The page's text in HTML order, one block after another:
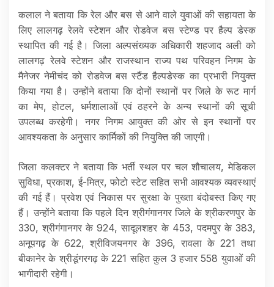
कलाल ने बताया कि रेल और बस से आने वाले युवाओं की सहायता के
लिए लालगढ़ रेलवे स्टेशन और रोडवेज बस स्टेण्ड पर हैल्प डेस्क
स्थापित की गई है। जिला अल्पसंख्यक अधिकारी शहजाद अली को
लालगढ़ रेलवे स्टेशन और राजस्थान राज्य पथ परिवहन निगम के
मैनेजर नेमीचंद को रोडवेज बस स्टैंड हैल्पडेस्क का प्रभारी नियुक्त
किया गया है। उन्होंने बताया कि दोनों स्थानों पर जिले के रूट मार्ग
का मेप, होटल, धर्मशालाओं एवं ठहरने के अन्य स्थानों की सूची
उपलब्ध करहेगी। नगर निगम आयुक्त की ओर से इन स्थानों पर
आवश्यकता के अनुसार कार्मिकों की नियुक्ति की जाएगी।
जिला कलक्टर ने बताया कि भर्ती स्थल पर चल शौचालय, मेडिकल
सुविधा, प्रकाश, ई-मित्र, फोटो स्टेट सहित सभी आवश्यक व्यवस्थाएं
की गई हैं। प्रवेश एवं निकास पर सुरक्षा के पुख्ता बंदोबस्त किए गए
हैं। उन्होंने बताया कि पहले दिन श्रीगंगानगर जिले के श्रीकरणपुर के
330, श्रीगंगानगर के 924, सादूलशहर के 453, पदमपुर के 383,
अनूपगढ़ के 622, श्रीविजयनगर के 396, रावला के 221 तथा
बीकानेर के श्रीडूंगरगढ़ के 221 सहित कुल 3 हजार 558 युवाओं की
भागीदारी रहेगी।